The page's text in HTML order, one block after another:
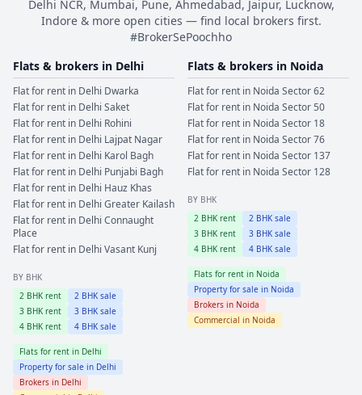
Delhi NCR, Mumbai, Pune, Ahmedabad, Jaipur, Lucknow,
Indore & more open cities — find local brokers first.
#BrokerSePoochho
Flats & brokers in Delhi
Flat for rent in Delhi Dwarka
Flat for rent in Delhi Saket
Flat for rent in Delhi Rohini
Flat for rent in Delhi Lajpat Nagar
Flat for rent in Delhi Karol Bagh
Flat for rent in Delhi Punjabi Bagh
Flat for rent in Delhi Hauz Khas
Flat for rent in Delhi Greater Kailash
Flat for rent in Delhi Connaught
Place
Flat for rent in Delhi Vasant Kunj
BY BHK
2 BHK rent 2 BHK sale
3 BHK rent 3 BHK sale
4 BHK rent 4 BHK sale
Flats for rent in Delhi
Property for sale in Delhi
Brokers in Delhi
Flats & brokers in Noida
Flat for rent in Noida Sector 62
Flat for rent in Noida Sector 50
Flat for rent in Noida Sector 18
Flat for rent in Noida Sector 76
Flat for rent in Noida Sector 137
Flat for rent in Noida Sector 128
BY BHK
2 BHK rent 2 BHK sale
3 BHK rent 3 BHK sale
4 BHK rent 4 BHK sale
Flats for rent in Noida
Property for sale in Noida
Brokers in Noida
Commercial in Noida